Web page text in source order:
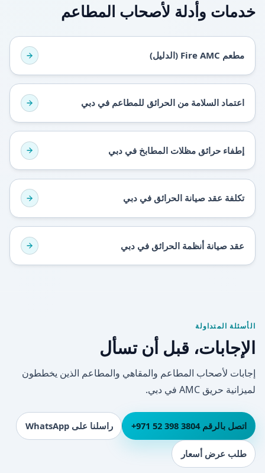
خدمات وأدلة لأصحاب المطاعم
مطعم Fire AMC (الدليل)
اعتماد السلامة من الحرائق للمطاعم في دبي
إطفاء حرائق مظلات المطابخ في دبي
تكلفة عقد صيانة الحرائق في دبي
عقد صيانة أنظمة الحرائق في دبي
الأسئلة المتداولة
الإجابات، قبل أن تسأل
إجابات لأصحاب المطاعم والمقاهي والمطاعم الذين يخططون
لميزانية حريق AMC في دبي.
اتصل بالرقم ⁦+971 52 398 3804⁩ راسلنا على WhatsApp
طلب عرض أسعار